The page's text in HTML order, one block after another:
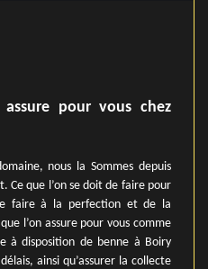
assure pour vous chez
nous la Sommes depuis
Ce que l’on se doit de faire pour
faire à la perfection et de la
l’on assure pour vous comme
à disposition de benne à Boiry
ainsi qu’assurer la collecte